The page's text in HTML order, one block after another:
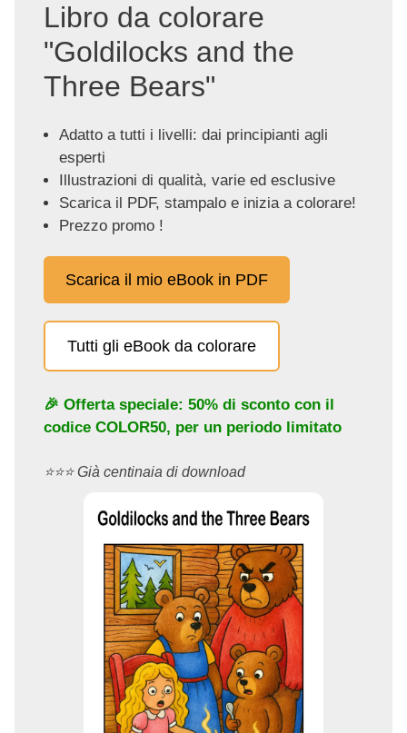
Libro da colorare
"Goldilocks and the
Three Bears"
Adatto a tutti i livelli: dai principianti agli
esperti
Illustrazioni di qualità, varie ed esclusive
Scarica il PDF, stampalo e inizia a colorare!
Prezzo promo !
Scarica il mio eBook in PDF
Tutti gli eBook da colorare
🎉 Offerta speciale: 50% di sconto con il
codice COLOR50, per un periodo limitato
⭐️⭐️⭐️ Già centinaia di download